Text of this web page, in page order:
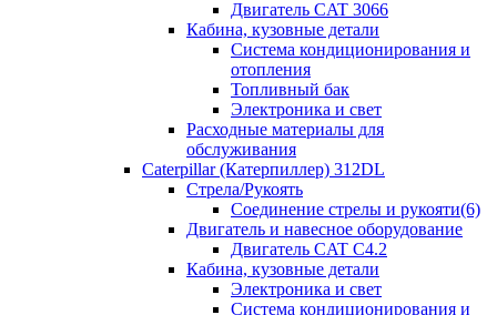
Двигатель CAT 3066
Кабина, кузовные детали
Система кондиционирования и
отопления
Топливный бак
Электроника и свет
Расходные материалы для
обслуживания
Caterpillar (Катерпиллер) 312DL
Стрела/Рукоять
Соединение стрелы и рукояти(6)
Двигатель и навесное оборудование
Двигатель CAT С4.2
Кабина, кузовные детали
Электроника и свет
Система кондиционирования и